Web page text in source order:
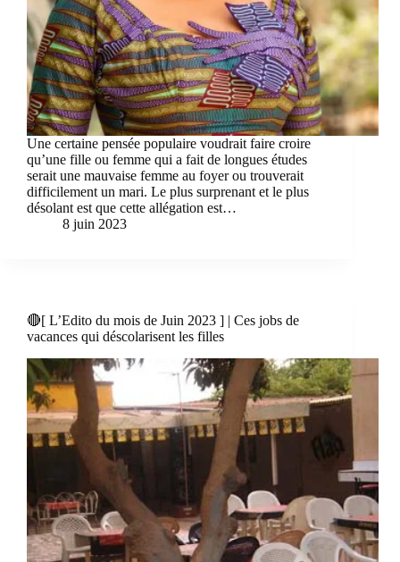
Une certaine pensée populaire voudrait faire croire
qu’une fille ou femme qui a fait de longues études
serait une mauvaise femme au foyer ou trouverait
difficilement un mari. Le plus surprenant et le plus
désolant est que cette allégation est…
8 juin 2023
🔴[ L’Edito du mois de Juin 2023 ] | Ces jobs de
vacances qui déscolarisent les filles